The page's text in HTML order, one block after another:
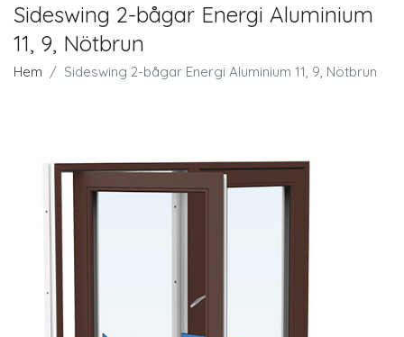
Sideswing 2-bågar Energi Aluminium
11, 9, Nötbrun
Hem Sideswing 2-bågar Energi Aluminium 11, 9, Nötbrun